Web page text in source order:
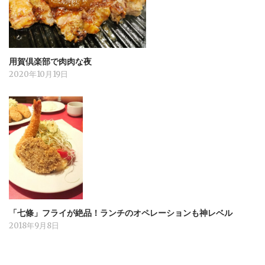
用賀倶楽部で肉肉な夜
2020年10月19日
「七條」フライが絶品！ランチのオペレーションも神レベル
2018年9月8日